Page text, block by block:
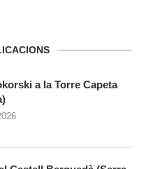
a la Torre Capeta